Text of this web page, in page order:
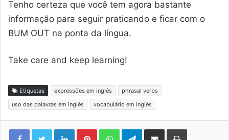
Tenho certeza que você tem agora bastante
informação para seguir praticando e ficar com o
BUM OUT na ponta da língua.
Take care and keep learning!
Etiquetas expressões em inglês
phrasal verbs
uso das palavras em inglês
vocabulário em inglês
LinkedinPinterestWhatsAppTelegram
Compartilhar via e-mail Imprimir